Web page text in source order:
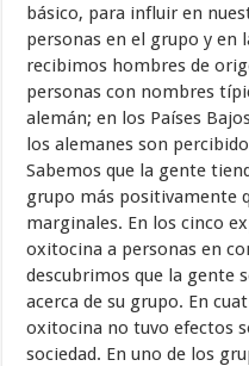
básico, para influir en
personas en el grupo y en
recibimos hombres de
personas con nombres
alemán; en los Países
los alemanes son
Sabemos que la gente
grupo más positivamente
marginales. En los cinco
oxitocina a personas en
descubrimos que la gente
acerca de su grupo. En
oxitocina no tuvo efectos
sociedad. En uno de los